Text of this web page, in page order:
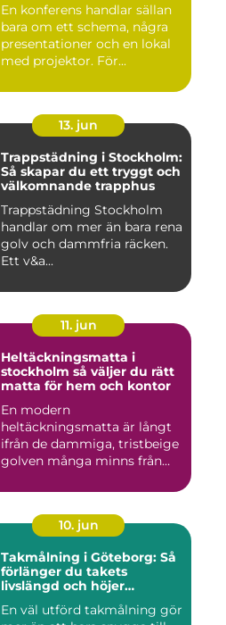
En konferens handlar sällan
bara om ett schema, några
presentationer och en lokal
med projektor. För...
13. jun
Trappstädning i Stockholm:
Så skapar du ett tryggt och
välkomnande trapphus
Trappstädning Stockholm
handlar om mer än bara rena
golv och dammfria räcken.
Ett v&a...
11. jun
Heltäckningsmatta i
stockholm så väljer du rätt
matta för hem och kontor
En modern
heltäckningsmatta är långt
ifrån de dammiga, tristbeige
golven många minns från
10. jun
Takmålning i Göteborg: Så
förlänger du takets
livslängd och höjer
En väl utförd takmålning gör